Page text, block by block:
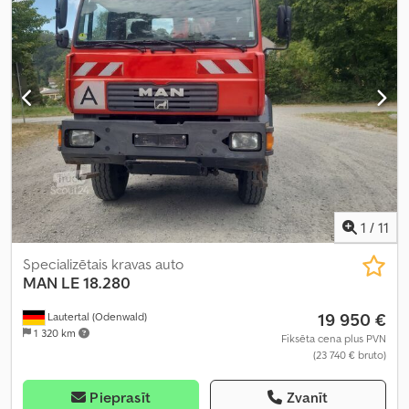
mm
, iekraušanas vietas platums:2 300 mm, būvniecības augstums:
2 700 mm, darba platums:2 450 mm , Aprīkojums:ABS, gaisa
spilvens, kabeļu vinča, kruīza kontrole, piekabes sakabe,
1 / 11
Lautertal (Odenwald)
1 320 km
Specializētais kravas auto
MAN LE 18.280
19 950 €
Fiksēta cena plus PVN
(23 740 € bruto)
Pieprasīt Zvanīt